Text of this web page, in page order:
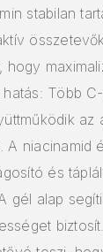
stabilan
hogy
Több
az
A niacinamid
és
gél alap